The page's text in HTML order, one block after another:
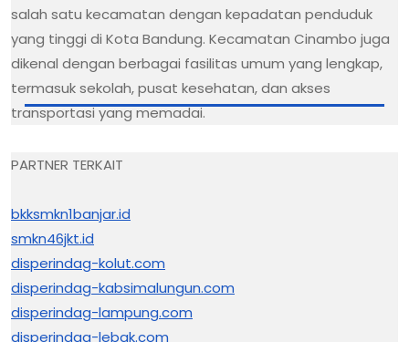
salah satu kecamatan dengan kepadatan penduduk
yang tinggi di Kota Bandung. Kecamatan Cinambo juga
dikenal dengan berbagai fasilitas umum yang lengkap,
termasuk sekolah, pusat kesehatan, dan akses
transportasi yang memadai.
PARTNER TERKAIT
bkksmkn1banjar.id
smkn46jkt.id
disperindag-kolut.com
disperindag-kabsimalungun.com
disperindag-lampung.com
disperindag-lebak.com